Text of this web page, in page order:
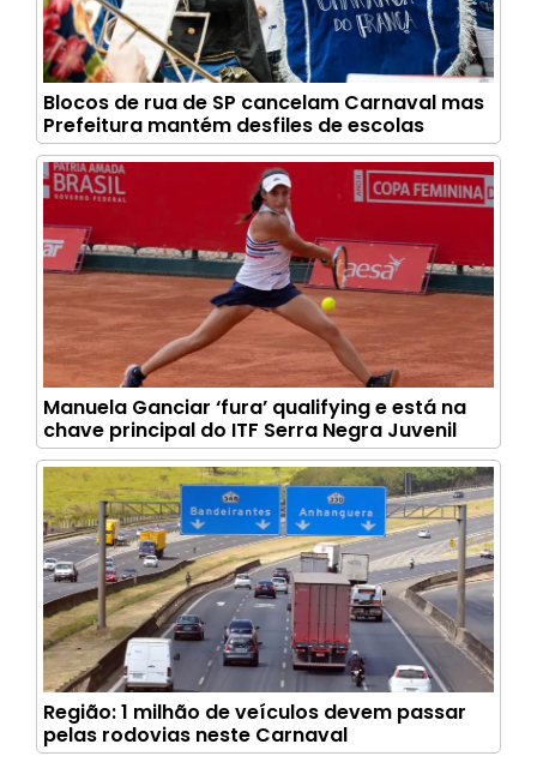
Blocos de rua de SP cancelam Carnaval mas
Prefeitura mantém desfiles de escolas
Manuela Ganciar ‘fura’ qualifying e está na
chave principal do ITF Serra Negra Juvenil
Região: 1 milhão de veículos devem passar
pelas rodovias neste Carnaval